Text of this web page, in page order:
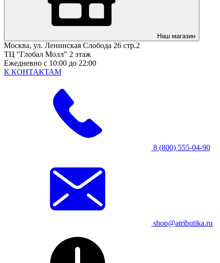
Наш магазин
Москва, ул. Ленинская Слобода 26 стр.2
ТЦ "Глобал Молл" 2 этаж
Ежедневно с 10:00 до 22:00
К КОНТАКТАМ
8 (800) 555-04-90
shop@atributika.ru